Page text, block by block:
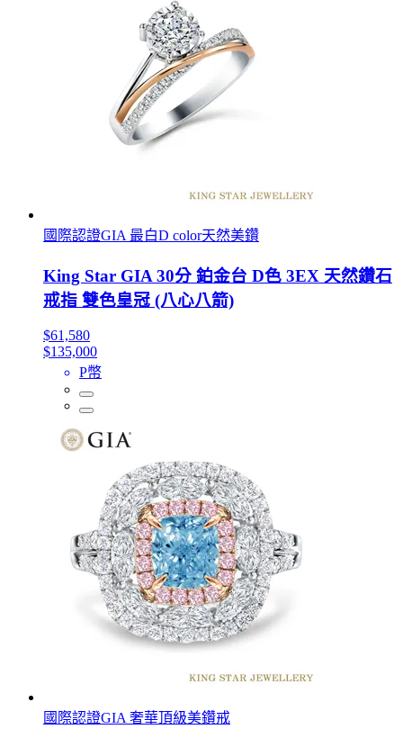
國際認證GIA 最白D color天然美鑽
King Star GIA 30分 鉑金台 D色 3EX 天然鑽石
戒指 雙色皇冠 (八心八箭)
$61,580
$135,000
P幣
國際認證GIA 奢華頂級美鑽戒